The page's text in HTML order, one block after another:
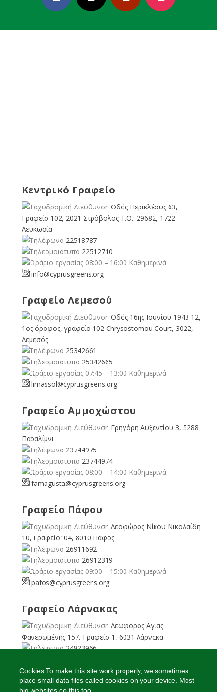
Κεντρικό Γραφείο
Οδός Περικλέους 63,
Γραφείο 102, 2021 Στρόβολος Τ.Θ.: 29682, 1722
Λευκωσία
22518787
22512710
08:00 – 16:00 Καθημερινά
info@cyprusgreens.org
Γραφείο Λεμεσού
Οδός 16ης Ιουνίου 1943 12,
1ος όροφος, γραφείο 102 Chrysostomou Court, 3022,
Λεμεσός
25342661
25342665
07:45 – 13:00 Καθημερινά
limassol@cyprusgreens.org
Γραφείο Αμμοχώστου
Γρηγόρη Αυξεντίου 3, 5288
Παραλίμνι
23744975
23744974
08:00 – 14:00 Καθημερινά
famagusta@cyprusgreens.org
Γραφείο Πάφου
Λεοφώρος Νίκου Νικολαίδη
10, Γραφείο104, 8010 Πάφος
26911692
26912319
09:00 – 15:00 Καθημερινά
pafos@cyprusgreens.org
Γραφείο Λάρνακας
Λεωφόρος Αγίας
Φανερωμένης 157, Γραφείο 1, 6031 Λάρνακα
24823966
08:00 – 16:00 Καθημερινά
larnaka@cyprusgreens. org
Cookies To make this site work properly, we sometimes
place small data files called cookies on your device. Most
big websites do this too.